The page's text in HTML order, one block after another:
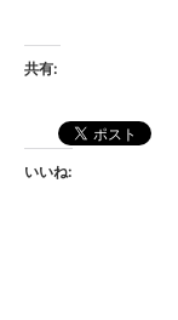
共有:
いいね: